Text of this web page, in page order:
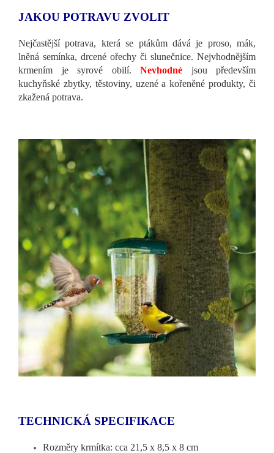
JAKOU POTRAVU ZVOLIT
Nejčastější potrava, která se ptákům dává je proso, mák,
lněná semínka, drcené ořechy či slunečnice. Nejvhodnějším
krmením je syrové obilí. Nevhodné
jsou především
kuchyňské zbytky, těstoviny, uzené a kořeněné produkty, či
zkažená potrava.
TECHNICKÁ SPECIFIKACE
Rozměry krmítka: cca 21,5 x 8,5 x 8 cm